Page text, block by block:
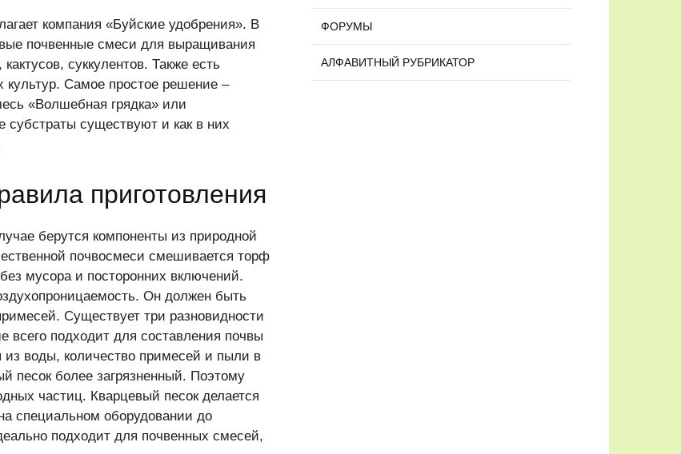
компания «Буйские удобрения». В
почвенные смеси для выращивания
суккулентов. Также есть
Самое простое решение –
«Волшебная грядка» или
субстраты существуют и как в них
приготовления
берутся компоненты из природной
почвосмеси смешивается торф
мусора и посторонних включений.
Он должен быть
Существует три разновидности
всего подходит для составления почвы
воды, количество примесей и пыли в
песок более загрязненный. Поэтому
частиц. Кварцевый песок делается
специальном оборудовании до
подходит для почвенных смесей,
ФОРУМЫ
АЛФАВИТНЫЙ РУБРИКАТОР